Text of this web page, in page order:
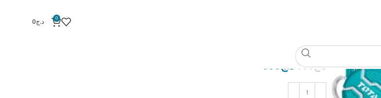
0 د.ج0
MESURE 5Mx19MM
د.ج900 د.ج 650